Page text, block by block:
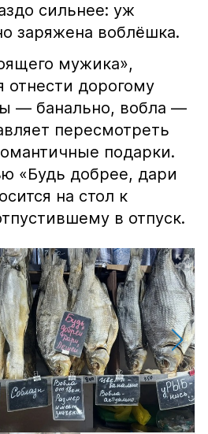
сильнее: уж
заряжена воблёшка.
мужика»,
отнести дорогому
— банально, вобла —
пересмотреть
подарки.
«Будь добрее, дари
на стол к
в отпуск.